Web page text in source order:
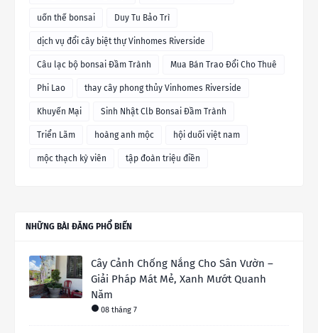
uốn thế bonsai Duy Tu Bảo Trì
dịch vụ đổi cây biệt thự Vinhomes Riverside
Câu lạc bộ bonsai Đầm Trành Mua Bán Trao Đổi Cho Thuê
Phi Lao thay cây phong thủy Vinhomes Riverside
Khuyến Mại Sinh Nhật Clb Bonsai Đầm Trành
Triển Lãm hoàng anh mộc hội duối việt nam
mộc thạch kỳ viên tập đoàn triệu điền
NHỮNG BÀI ĐĂNG PHỔ BIẾN
Cây Cảnh Chống Nắng Cho Sân Vườn –
Giải Pháp Mát Mẻ, Xanh Mướt Quanh
Năm
08 tháng 7